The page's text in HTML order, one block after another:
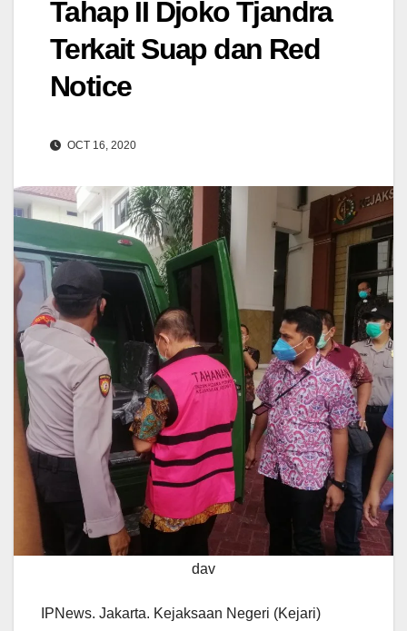
Tahap II Djoko Tjandra
Terkait Suap dan Red
Notice
OCT 16, 2020
dav
IPNews. Jakarta. Kejaksaan Negeri (Kejari)